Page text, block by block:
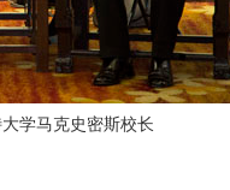
学马克史密斯校长